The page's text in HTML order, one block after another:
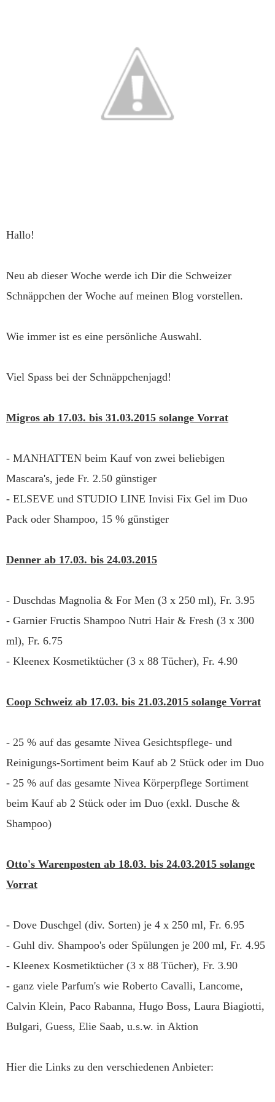
Hallo!
Neu ab dieser Woche werde ich Dir die Schweizer
Schnäppchen der Woche auf meinen Blog vorstellen.
Wie immer ist es eine persönliche Auswahl.
Viel Spass bei der Schnäppchenjagd!
Migros ab 17.03. bis 31.03.2015 solange Vorrat
- MANHATTEN beim Kauf von zwei beliebigen
Mascara's, jede Fr. 2.50 günstiger
- ELSEVE und STUDIO LINE Invisi Fix Gel im Duo
Pack oder Shampoo, 15 % günstiger
Denner ab 17.03. bis 24.03.2015
- Duschdas Magnolia & For Men (3 x 250 ml), Fr. 3.95
- Garnier Fructis Shampoo Nutri Hair & Fresh (3 x 300
ml), Fr. 6.75
- Kleenex Kosmetiktücher (3 x 88 Tücher), Fr. 4.90
Coop Schweiz ab 17.03. bis 21.03.2015 solange Vorrat
- 25 % auf das gesamte Nivea Gesichtspflege- und
Reinigungs-Sortiment beim Kauf ab 2 Stück oder im Duo
- 25 % auf das gesamte Nivea Körperpflege Sortiment
beim Kauf ab 2 Stück oder im Duo (exkl. Dusche &
Shampoo)
Otto's Warenposten ab 18.03. bis 24.03.2015 solange
Vorrat
- Dove Duschgel (div. Sorten) je 4 x 250 ml, Fr. 6.95
- Guhl div. Shampoo's oder Spülungen je 200 ml, Fr. 4.95
- Kleenex Kosmetiktücher (3 x 88 Tücher), Fr. 3.90
- ganz viele Parfum's wie Roberto Cavalli, Lancome,
Calvin Klein, Paco Rabanna, Hugo Boss, Laura Biagiotti,
Bulgari, Guess, Elie Saab, u.s.w. in Aktion
Hier die Links zu den verschiedenen Anbieter: